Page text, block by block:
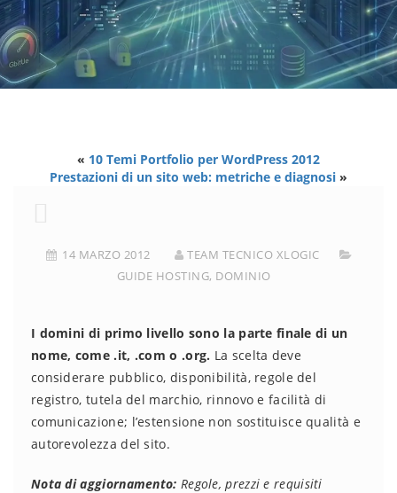
« 10 Temi Portfolio per WordPress 2012
Prestazioni di un sito web: metriche e diagnosi »
14 MARZO 2012
TEAM TECNICO XLOGIC
GUIDE HOSTING, DOMINIO
I domini di primo livello sono la parte finale di un
nome, come .it, .com o .org. La scelta deve
considerare pubblico, disponibilità, regole del
registro, tutela del marchio, rinnovo e facilità di
comunicazione; l’estensione non sostituisce qualità e
autorevolezza del sito.
Nota di aggiornamento: Regole, prezzi e requisiti